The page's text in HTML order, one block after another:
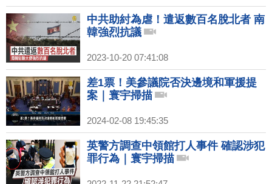
中共助紂為虐！遣返數百名脫北者 南
韓強烈抗議
2023-10-20 07:41:08
差1票！美參議院否決邊境和軍援提
案｜寰宇掃描
2024-02-08 19:45:35
英警方調查中領館打人事件 確認涉犯
罪行為｜寰宇掃描